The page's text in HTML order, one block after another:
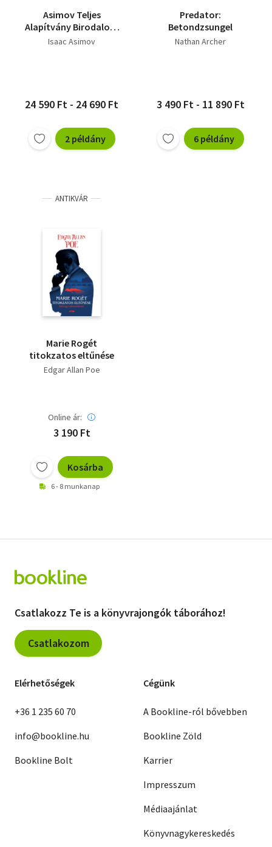
Asimov Teljes
Alapítvány Birodalom
Robot Univerzuma 3.
Isaac Asimov
24 590 Ft - 24 690 Ft
2 példány
Predator:
Betondzsungel
Nathan Archer
3 490 Ft - 11 890 Ft
6 példány
ANTIKVÁR
Marie Rogét
titokzatos eltűnése
Edgar Allan Poe
Online ár:
3 190 Ft
Kosárba
6 - 8 munkanap
Csatlakozz Te is a könyvrajongók táborához!
Csatlakozom
Elérhetőségek
+36 1 235 60 70
info@bookline.hu
Bookline Bolt
Cégünk
A Bookline-ról bővebben
Bookline Zöld
Karrier
Impresszum
Médiaajánlat
Könyvnagykereskedés